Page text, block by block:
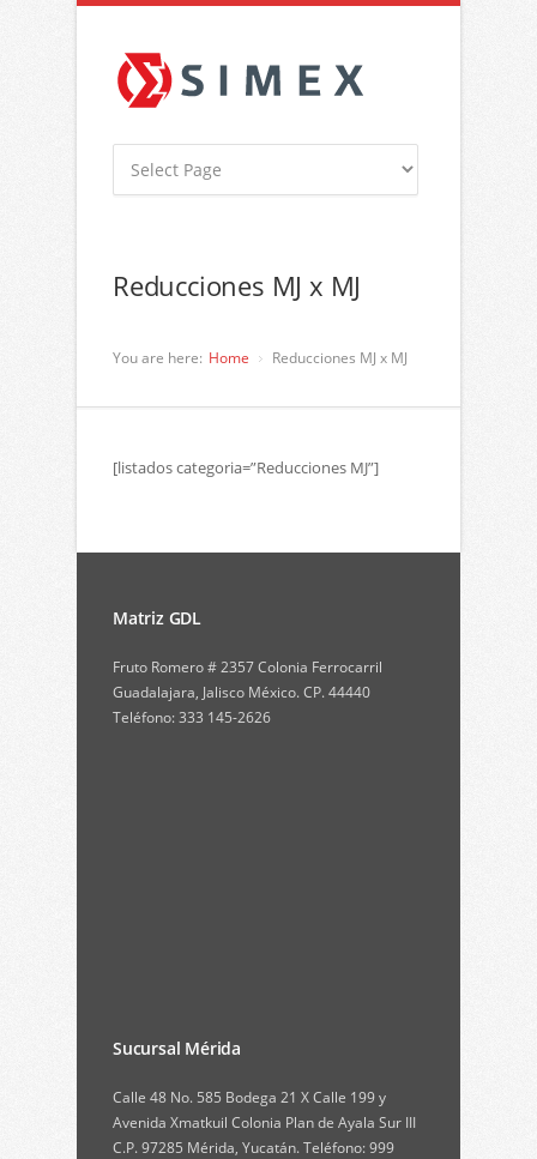
Reducciones MJ x MJ
You are here: Home Reducciones MJ x MJ
[listados categoria=”Reducciones MJ”]
Matriz GDL
Fruto Romero # 2357 Colonia Ferrocarril
Guadalajara, Jalisco México. CP. 44440
Teléfono: 333 145-2626
Sucursal Mérida
Calle 48 No. 585 Bodega 21 X Calle 199 y
Avenida Xmatkuil Colonia Plan de Ayala Sur III
C.P. 97285 Mérida, Yucatán. Teléfono: 999